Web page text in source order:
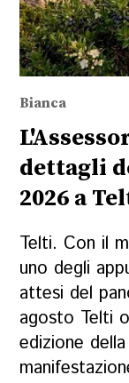
Bianca
dettagli
2026 a
Telti. Con il
uno degli
attesi del
agosto Telti
edizione